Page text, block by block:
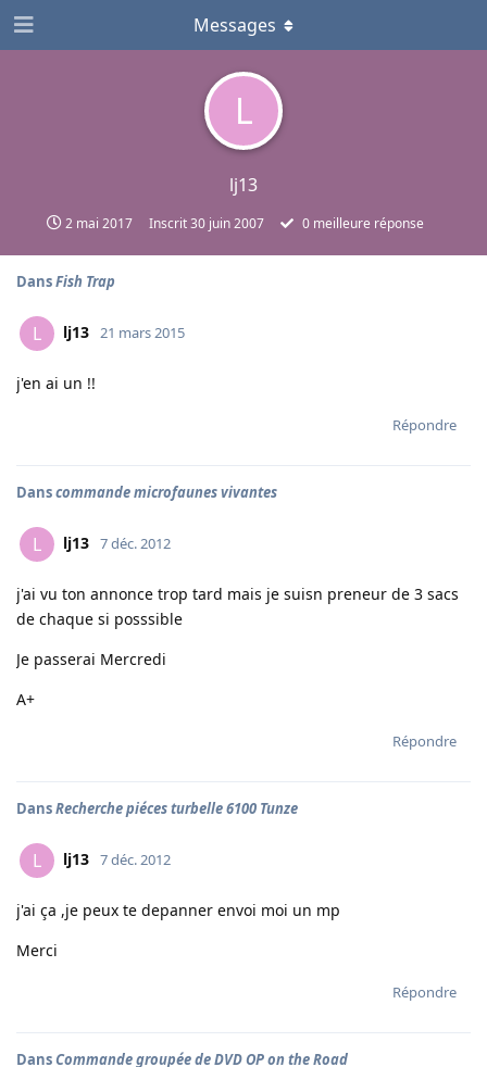
L
lj13
2 mai 2017 Inscrit30 juin 2007 0 meilleure réponse
Messages
DansFish Trap
L lj13 21 mars 2015
j'en ai un !!
Répondre
Danscommande microfaunes vivantes
L lj13 7 déc. 2012
j'ai vu ton annonce trop tard mais je suisn preneur de 3 sacs
de chaque si posssible
Je passerai Mercredi
A+
Répondre
DansRecherche piéces turbelle 6100 Tunze
L lj13 7 déc. 2012
j'ai ça ,je peux te depanner envoi moi un mp
Merci
Répondre
DansCommande groupée de DVD OP on the Road